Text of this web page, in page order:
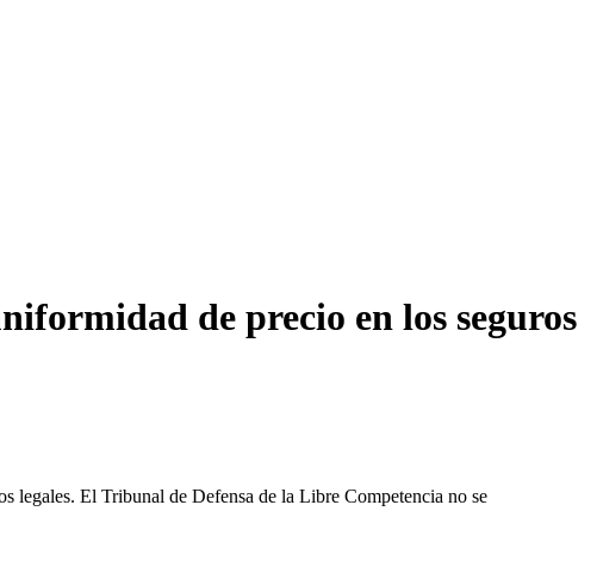
de precio en los seguros
legales. El Tribunal de Defensa de la Libre Competencia no se